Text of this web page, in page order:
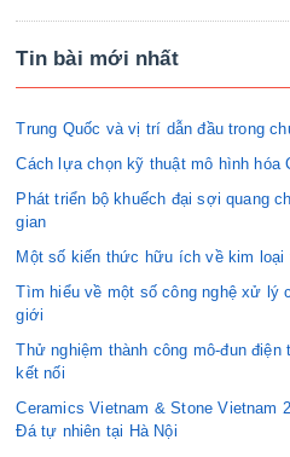
Tin bài mới nhất
Trung Quốc và vị trí dẫn đầu trong
Cách lựa chọn kỹ thuật mô hình hóa
Phát triển bộ khuếch đại sợi quang
gian
Một số kiến thức hữu ích về kim loại
Tìm hiểu về một số công nghệ xử lý
giới
Thử nghiệm thành công mô-đun
kết nối
Ceramics Vietnam & Stone Vietnam
Đá tự nhiên tại Hà Nội